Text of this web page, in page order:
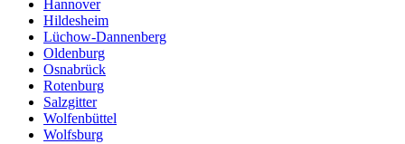
Hannover
Hildesheim
Lüchow-Dannenberg
Oldenburg
Osnabrück
Rotenburg
Salzgitter
Wolfenbüttel
Wolfsburg